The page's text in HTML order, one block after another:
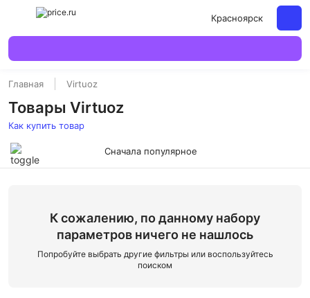
Красноярск
Главная Virtuoz
Товары Virtuoz
Как купить товар
Сначала популярное
К сожалению, по данному набору
параметров ничего не нашлось
Попробуйте выбрать другие фильтры или воспользуйтесь
поиском